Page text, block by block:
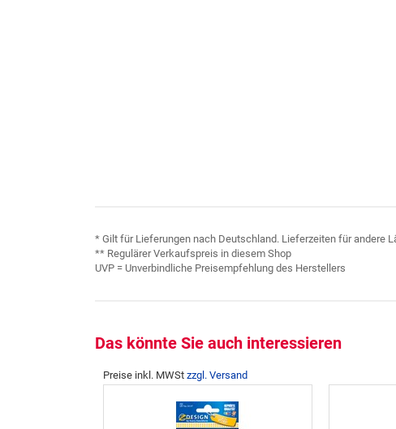
* Gilt für Lieferungen nach Deutschland. Lieferzeiten für andere
** Regulärer Verkaufspreis in diesem Shop
UVP = Unverbindliche Preisempfehlung des Herstellers
Das könnte Sie auch interessieren
Preise inkl. MWSt zzgl. Versand